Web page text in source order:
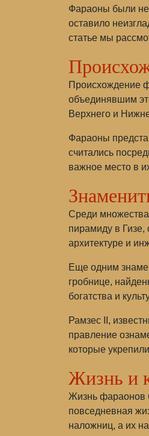
Фараоны были не
оставило
статье мы
Происхождение
объединявшим
Верхнего и
Фараоны
считались
важное место в
Среди
пирамиду в Гизе,
архитектуре и
Еще одним
гробнице,
богатства и
Рамзес II,
правление
которые
Жизнь и
Жизнь фараонов
повседневная
наложниц, а их